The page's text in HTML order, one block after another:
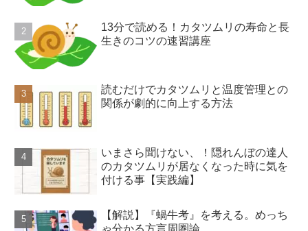
13分で読める！カタツムリの寿命と長
生きのコツの速習講座
読むだけでカタツムリと温度管理との
関係が劇的に向上する方法
いまさら聞けない、！隠れんぼの達人
のカタツムリが居なくなった時に気を
付ける事【実践編】
【解説】『蝸牛考』を考える。めっち
ゃ分かる方言周圏論